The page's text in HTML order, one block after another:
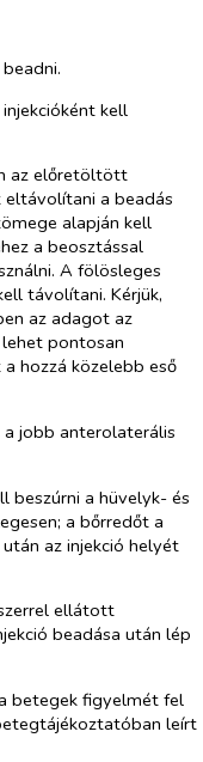
kell
az előretöltött
a beadás
alapján kell
a beosztással
A fölösleges
távolítani. Kérjük,
az adagot az
pontosan
hozzá közelebb eső
jobb anterolaterális
beszúrni a hüvelyk- és
a bőrredőt a
az injekció helyét
ellátott
beadása után lép
betegek figyelmét fel
leírt